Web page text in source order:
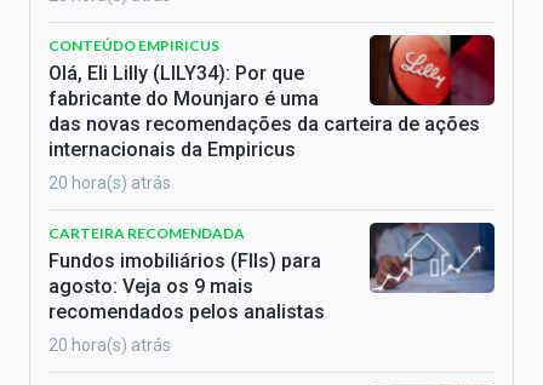
CONTEÚDO EMPIRICUS
Olá, Eli Lilly (LILY34): Por que
fabricante do Mounjaro é uma
das novas recomendações da carteira de ações
internacionais da Empiricus
20 hora(s) atrás
CARTEIRA RECOMENDADA
Fundos imobiliários (FIIs) para
agosto: Veja os 9 mais
recomendados pelos analistas
20 hora(s) atrás